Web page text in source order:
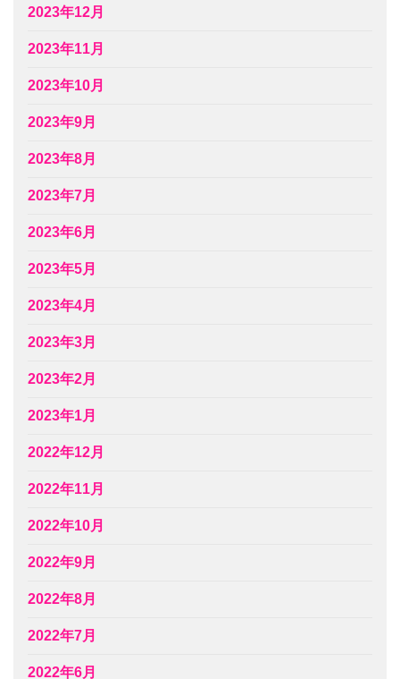
2023年12月
2023年11月
2023年10月
2023年9月
2023年8月
2023年7月
2023年6月
2023年5月
2023年4月
2023年3月
2023年2月
2023年1月
2022年12月
2022年11月
2022年10月
2022年9月
2022年8月
2022年7月
2022年6月